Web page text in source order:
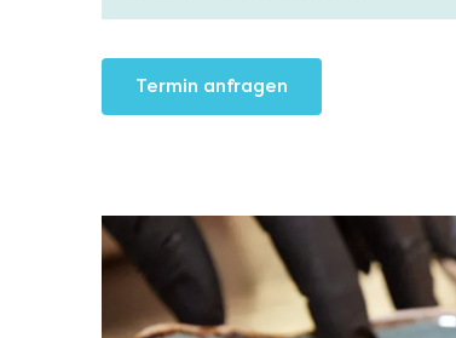
Termin anfragen